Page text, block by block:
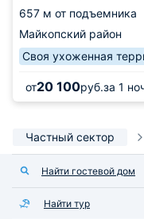
657 м от подъемника
Майкопский район
Своя ухоженная
от20 100руб.за 1
Частный сектор
Найти гостевой дом
Найти тур